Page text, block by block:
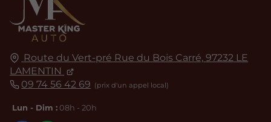
Route du Vert-pré Rue du Bois Carré, 97232 LE
LAMENTIN
09 74 56 42 69
Lun - Dim : 08h - 20h